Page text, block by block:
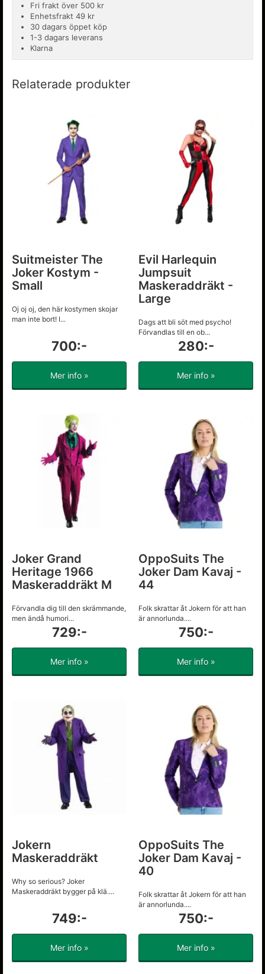
Fri frakt över 500 kr
Enhetsfrakt 49 kr
30 dagars öppet köp
1-3 dagars leverans
Klarna
Relaterade produkter
Suitmeister The
Joker Kostym -
Small
Oj oj oj, den här kostymen skojar
man inte bort! I...
700:-
Mer info »
Evil Harlequin
Jumpsuit
Maskeraddräkt -
Large
Dags att bli söt med psycho!
Förvandlas till en ob...
280:-
Mer info »
Joker Grand
Heritage 1966
Maskeraddräkt M
Förvandla dig till den skrämmande,
men ändå humori...
729:-
Mer info »
OppoSuits The
Joker Dam Kavaj -
44
Folk skrattar åt Jokern för att han
är annorlunda....
750:-
Mer info »
Jokern
Maskeraddräkt
Why so serious? Joker
Maskeraddräkt bygger på klä....
749:-
Mer info »
OppoSuits The
Joker Dam Kavaj -
40
Folk skrattar åt Jokern för att han
är annorlunda....
750:-
Mer info »